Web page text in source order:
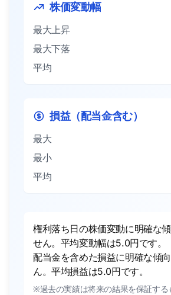
株価変動幅
最大上昇
最大下落
平均
損益（配当金含む）
最大
最小
平均
権利落ち日の株価変動に明確な
せん。平均変動幅は5.0円です。
配当金を含めた損益に明確な傾
ん。平均損益は5.0円です。
※過去の実績は将来の結果を保証する